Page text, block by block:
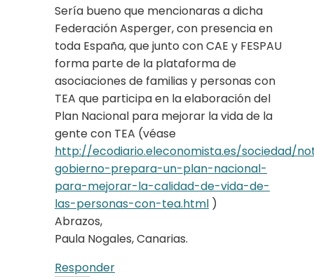
Sería bueno que mencionaras a dicha
Federación Asperger, con presencia en
toda España, que junto con CAE y FESPAU
forma parte de la plataforma de
asociaciones de familias y personas con
TEA que participa en la elaboración del
Plan Nacional para mejorar la vida de la
gente con TEA (véase
http://ecodiario.eleconomista.es/sociedad/
gobierno-prepara-un-plan-nacional-
para-mejorar-la-calidad-de-vida-de-
las-personas-con-tea.html )
Abrazos,
Paula Nogales, Canarias.
Responder